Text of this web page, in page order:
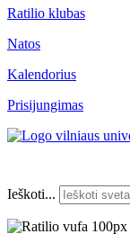
Ratilio klubas
Natos
Kalendorius
Prisijungimas
Ieškoti...